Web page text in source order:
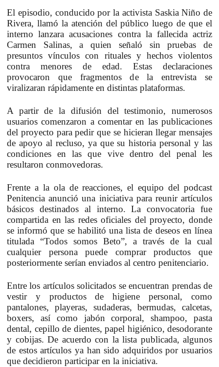
El episodio, conducido por la activista Saskia Niño de
Rivera, llamó la atención del público luego de que el
interno lanzara acusaciones contra la fallecida actriz
Carmen Salinas, a quien señaló sin pruebas de
presuntos vínculos con rituales y hechos violentos
contra menores de edad. Estas declaraciones
provocaron que fragmentos de la entrevista se
viralizaran rápidamente en distintas plataformas.
A partir de la difusión del testimonio, numerosos
usuarios comenzaron a comentar en las publicaciones
del proyecto para pedir que se hicieran llegar mensajes
de apoyo al recluso, ya que su historia personal y las
condiciones en las que vive dentro del penal les
resultaron conmovedoras.
Frente a la ola de reacciones, el equipo del podcast
Penitencia anunció una iniciativa para reunir artículos
básicos destinados al interno. La convocatoria fue
compartida en las redes oficiales del proyecto, donde
se informó que se habilitó una lista de deseos en línea
titulada “Todos somos Beto”, a través de la cual
cualquier persona puede comprar productos que
posteriormente serían enviados al centro penitenciario.
Entre los artículos solicitados se encuentran prendas de
vestir y productos de higiene personal, como
pantalones, playeras, sudaderas, bermudas, calcetas,
boxers, así como jabón corporal, shampoo, pasta
dental, cepillo de dientes, papel higiénico, desodorante
y cobijas. De acuerdo con la lista publicada, algunos
de estos artículos ya han sido adquiridos por usuarios
que decidieron participar en la iniciativa.